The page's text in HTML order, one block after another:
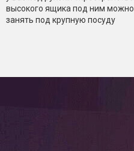
высокого ящика под ним можно
занять под крупную посуду